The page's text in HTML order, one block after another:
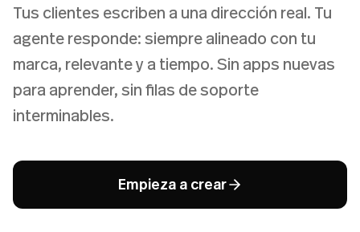
Tus clientes escriben a una dirección real. Tu
agente responde: siempre alineado con tu
marca, relevante y a tiempo. Sin apps nuevas
para aprender, sin filas de soporte
interminables.
Empieza a crear